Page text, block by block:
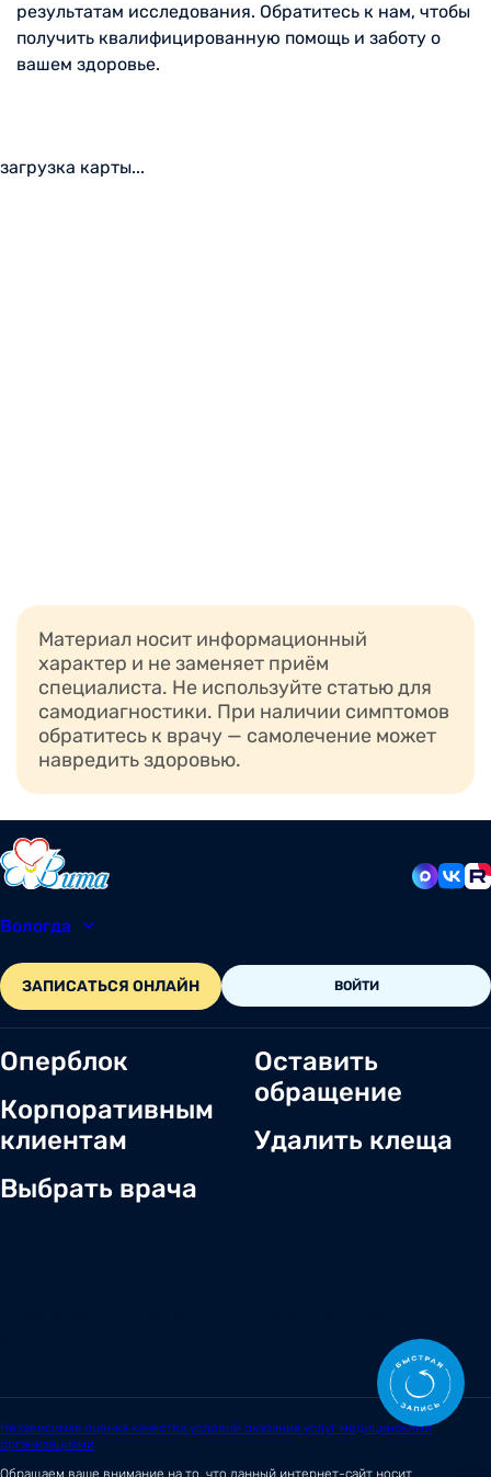
результатам исследования. Обратитесь к нам, чтобы
получить квалифицированную помощь и заботу о
вашем здоровье.
загрузка карты...
Материал носит информационный
характер и не заменяет приём
специалиста. Не используйте статью для
самодиагностики. При наличии симптомов
обратитесь к врачу — самолечение может
навредить здоровью.
Вологда
ЗАПИСАТЬСЯ ОНЛАЙН ВОЙТИ
Оперблок
Корпоративным
клиентам
Выбрать врача
Оставить
обращение
Удалить клеща
Независимая оценка качества условий оказания услуг медицинскими
организациями
Обращаем ваше внимание на то, что данный интернет-сайт носит